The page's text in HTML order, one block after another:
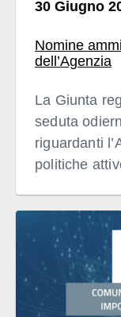
30 Giugno
Nomine
dell’Agenzia
La Giunta
seduta
riguardanti
politiche